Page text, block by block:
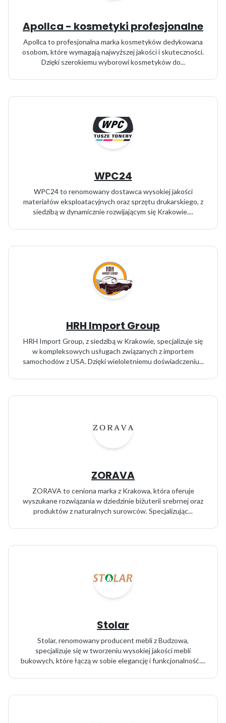
Apollca - kosmetyki profesjonalne
Apollca to profesjonalna marka kosmetyków dedykowana
osobom, które wymagają najwyższej jakości i skuteczności.
Dzięki szerokiemu wyborowi kosmetyków do...
WPC24
WPC24 to renomowany dostawca wysokiej jakości
materiałów eksploatacyjnych oraz sprzętu drukarskiego, z
siedzibą w dynamicznie rozwijającym się Krakowie....
HRH Import Group
HRH Import Group, z siedzibą w Krakowie, specjalizuje się
w kompleksowych usługach związanych z importem
samochodów z USA. Dzięki wieloletniemu doświadczeniu...
ZORAVA
ZORAVA to ceniona marka z Krakowa, która oferuje
wyszukane rozwiązania w dziedzinie biżuterii srebrnej oraz
produktów z naturalnych surowców. Specjalizując...
Stolar
Stolar, renomowany producent mebli z Budzowa,
specjalizuje się w tworzeniu wysokiej jakości mebli
bukowych, które łączą w sobie elegancję i funkcjonalność....